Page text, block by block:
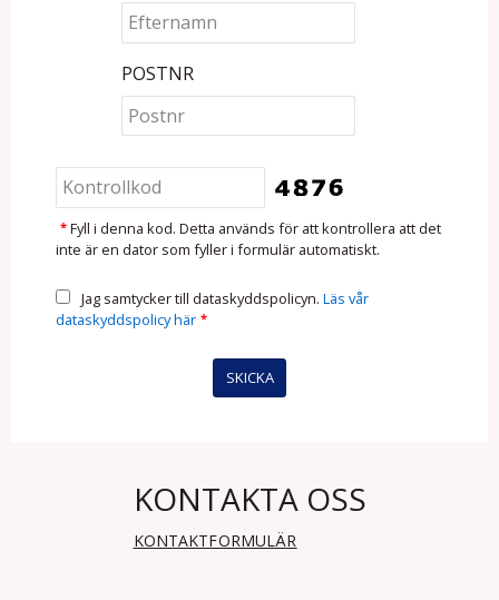
POSTNR
* Fyll i denna kod. Detta används för att kontrollera att det
inte är en dator som fyller i formulär automatiskt.
Jag samtycker till dataskyddspolicyn. Läs vår
dataskyddspolicy här *
KONTAKTA OSS
KONTAKTFORMULÄR